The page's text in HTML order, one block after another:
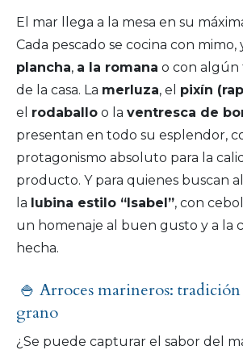
El mar llega a la mesa en su
Cada pescado se cocina con mimo,
plancha, a la romana o con algún
de la casa. La merluza, el pixín
el rodaballo o la ventresca de
presentan en todo su esplendor,
protagonismo absoluto para la
producto. Y para quienes buscan
la lubina estilo “Isabel”, con
un homenaje al buen gusto y a la
hecha.
🍚 Arroces marineros: tradición
grano
¿Se puede capturar el sabor del